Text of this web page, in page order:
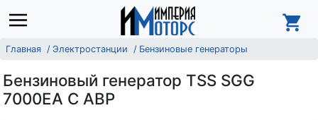
Главная Электростанции Бензиновые генераторы
Бензиновый генератор TSS SGG
7000EA С АВР